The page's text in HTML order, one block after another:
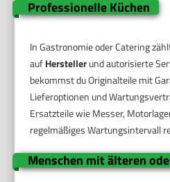
Professionelle Küchen
In Gastronomie oder Catering
aufHerstellerund autorisierte
bekommst du Originalteile mit
Lieferoptionen und
Ersatzteile wie Messer,
regelmäßiges Wartungsintervall
Menschen mit älteren